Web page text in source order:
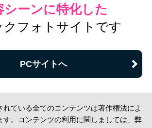
シーンに特化した
クフォトサイトです
PCサイトへ
れている全てのコンテンツは著作権法によ
す。コンテンツの利用に関しましては、弊